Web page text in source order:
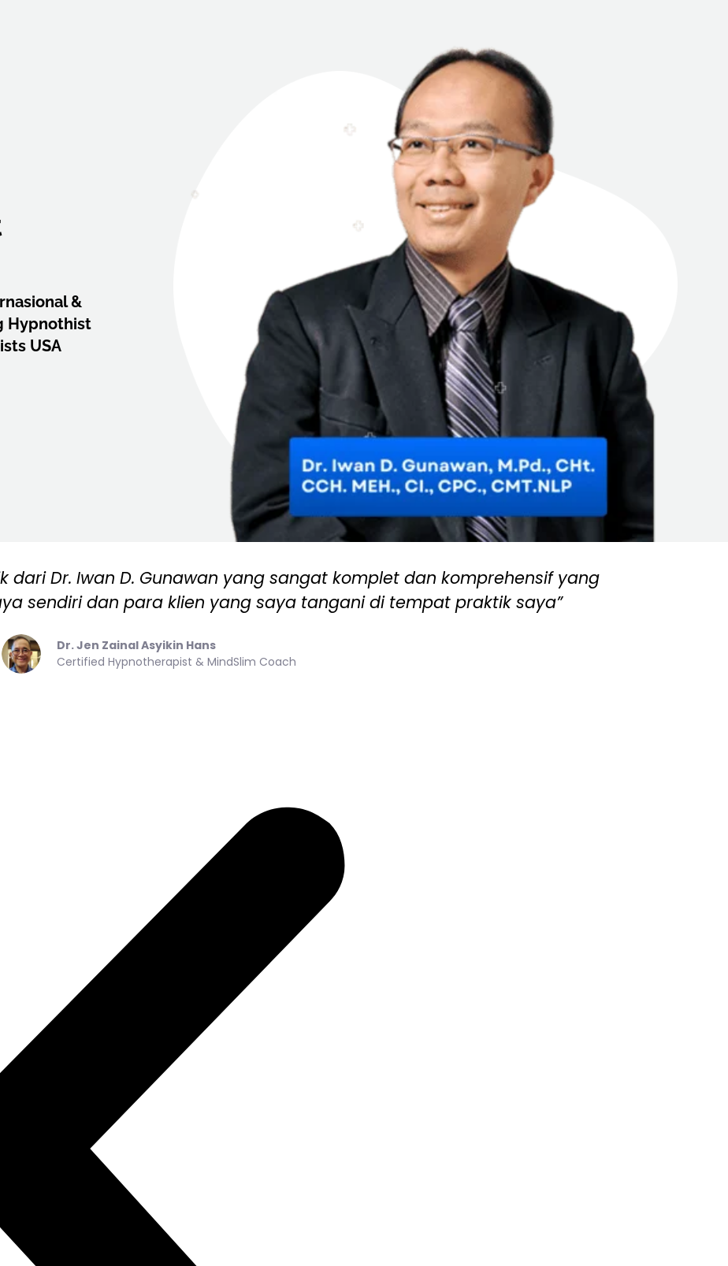
&
Hypnothist
USA
dari Dr. Iwan D. Gunawan yang sangat komplet dan komprehensif yang
sendiri dan para klien yang saya tangani di tempat praktik saya”
Dr. Jen Zainal Asyikin Hans
Certified Hypnotherapist & MindSlim Coach